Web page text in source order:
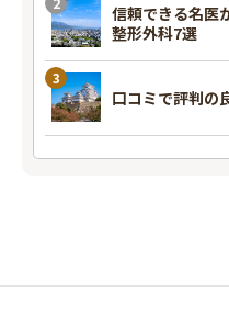
信頼できる名医
整形外科7選
口コミで評判の